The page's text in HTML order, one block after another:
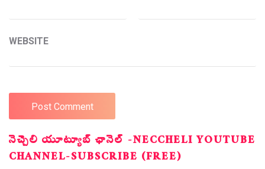
WEBSITE
నెచ్చెలి యూట్యూబ్ ఛానెల్ -NECCHELI YOUTUBE
CHANNEL-SUBSCRIBE (FREE)